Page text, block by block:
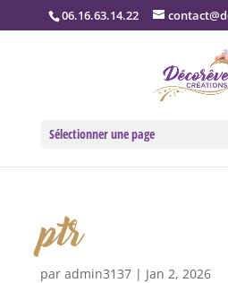
06.16.63.14.22
Sélectionner une page
ptr
par admin3137| Jan 2, 2026